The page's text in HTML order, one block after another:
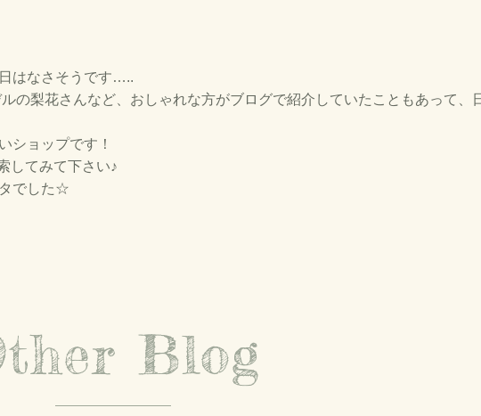
はなさそうです…..
の梨花さんなど、おしゃれな方がブログで紹介していたこともあって、
ショップです！
してみて下さい♪
でした☆
Blog